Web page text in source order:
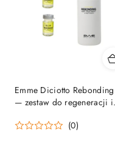
Emme Diciotto
— zestaw do regeneracji i
(0)